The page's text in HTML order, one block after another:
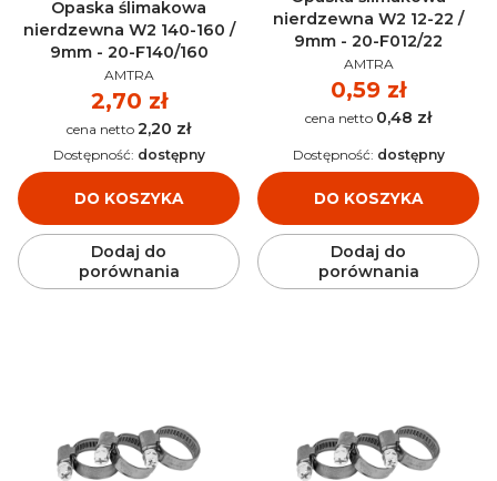
Opaska ślimakowa
nierdzewna W2 140-160 /
9mm - 20-F140/160
PRODUCENT
AMTRA
Cena
2,70 zł
Cena 2,20 zł
DO KOSZYKA
Dostępność: dostępny
Dodaj do
porównania
nierdzewna W2 12-22 /
9mm - 20-F012/22
PRODUCENT
AMTRA
Cena
0,59 zł
Cena 0,48 zł
DO KOSZYKA
Dostępność: dostępny
Dodaj do
porównania